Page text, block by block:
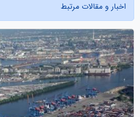
اخبار و مقالات مرتبط